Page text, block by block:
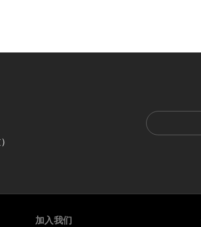
加入我们